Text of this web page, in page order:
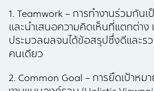
1. Teamwork – การทำงานร่วมกั
และนำเสนอความคิดเห็นที่แตกต่าง
ประมวลผลจนได้ข้อสรุปซึ่งดีและรว
คนเดียว
2. Common Goal – การยึดเป้าห